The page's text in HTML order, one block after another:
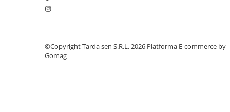
Centuri/chingi
Colier / Faseta
©Copyright Tarda sen S.R.L. 2026 Platforma E-commerce by
Gomag